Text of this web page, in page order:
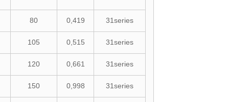
80 0,419 31series
105 0,515 31series
120 0,661 31series
150 0,998 31series